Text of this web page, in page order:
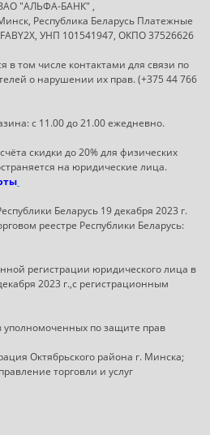
ЗАО "АЛЬФА-БАНК" ,
Республика Беларусь Платежные
УНП 101541947, ОКПО 37526626
в том числе контактами для связи по
о нарушении их прав. (+375 44 766
с 11.00 до 21.00 ежедневно.
скидки до 20% для физических
на юридические лица.
Беларусь 19 декабря 2023 г.
реестре Республики Беларусь:
регистрации юридического лица в
2023 г.,с регистрационным
уполномоченных по защите прав
Октябрьского района г. Минска;
торговли и услуг